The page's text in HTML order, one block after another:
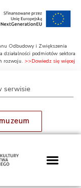
Odbudowy i Zwiększenia
podmiotów sektora
rozwoju. >>Dowiedz się więcej